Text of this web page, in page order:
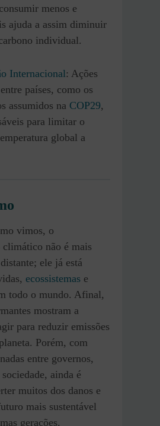
menos e
ajuda a assim diminuir
individual.
Internacional : Ações
países, como os
assumidos na COP29,
para limitar o
global a
vimos, o
não é mais
ele já está
ecossistemas e
todo o mundo. Afinal,
mostram a
para reduzir emissões
Porém, com
entre governos,
sociedade, ainda é
muitos dos danos e
mais sustentável
gerações.